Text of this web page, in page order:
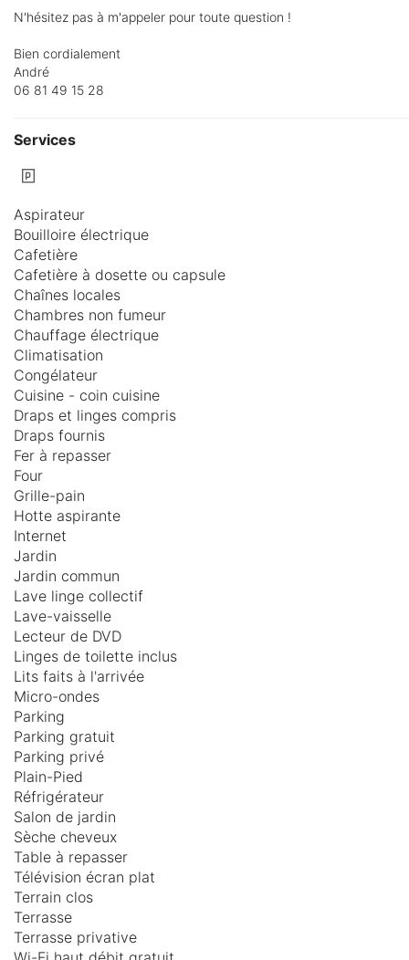
N'hésitez pas à m'appeler pour toute question !
Bien cordialement
André
06 81 49 15 28
Services
Aspirateur
Bouilloire électrique
Cafetière
Cafetière à dosette ou capsule
Chaînes locales
Chambres non fumeur
Chauffage électrique
Climatisation
Congélateur
Cuisine - coin cuisine
Draps et linges compris
Draps fournis
Fer à repasser
Four
Grille-pain
Hotte aspirante
Internet
Jardin
Jardin commun
Lave linge collectif
Lave-vaisselle
Lecteur de DVD
Linges de toilette inclus
Lits faits à l'arrivée
Micro-ondes
Parking
Parking gratuit
Parking privé
Plain-Pied
Réfrigérateur
Salon de jardin
Sèche cheveux
Table à repasser
Télévision écran plat
Terrain clos
Terrasse
Terrasse privative